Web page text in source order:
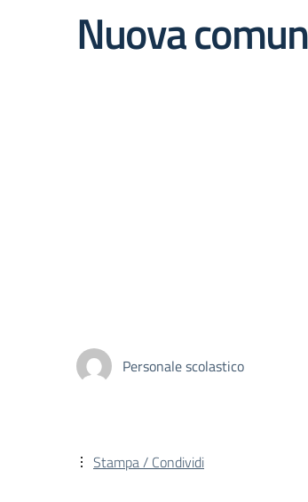
Nuova
Personale scolastico
Stampa / Condividi